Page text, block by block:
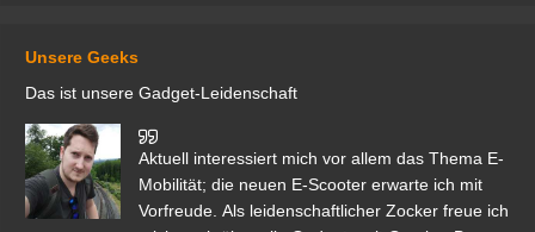
Unsere Geeks
Das ist unsere Gadget-Leidenschaft
Aktuell interessiert mich vor allem das Thema E-
Mobilität; die neuen E-Scooter erwarte ich mit
Vorfreude. Als leidenschaftlicher Zocker freue ich